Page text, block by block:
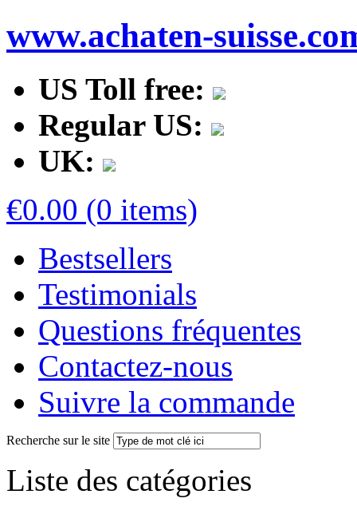
www.achaten-
US Toll free:
Regular US:
UK:
€0.00 (0 items)
Bestsellers
Testimonials
Questions fréquentes
Contactez-nous
Suivre la commande
Recherche sur le site
Liste des catégories